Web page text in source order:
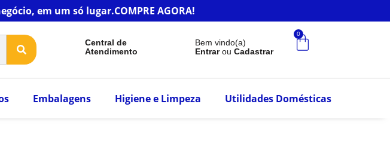
em um só lugar.COMPRE AGORA!
Central de
Atendimento
Bem vindo(a)
EntrarouCadastrar
0
Embalagens Higiene e Limpeza Utilidades Domésticas